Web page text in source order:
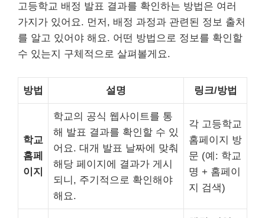
고등학교 배정 발표 결과를 확인하는 방법은 여러
가지가 있어요. 먼저, 배정 과정과 관련된 정보 출처
를 알고 있어야 해요. 어떤 방법으로 정보를 확인할
수 있는지 구체적으로 살펴볼게요.
방법 설명 링크/방법
학교
홈페
이지
학교의 공식 웹사이트를 통
해 발표 결과를 확인할 수 있
어요. 대개 발표 날짜에 맞춰
해당 페이지에 결과가 게시
되니, 주기적으로 확인해야
해요.
각 고등학교
홈페이지 방
문 (예: 학교
명 + 홈페이
지 검색)